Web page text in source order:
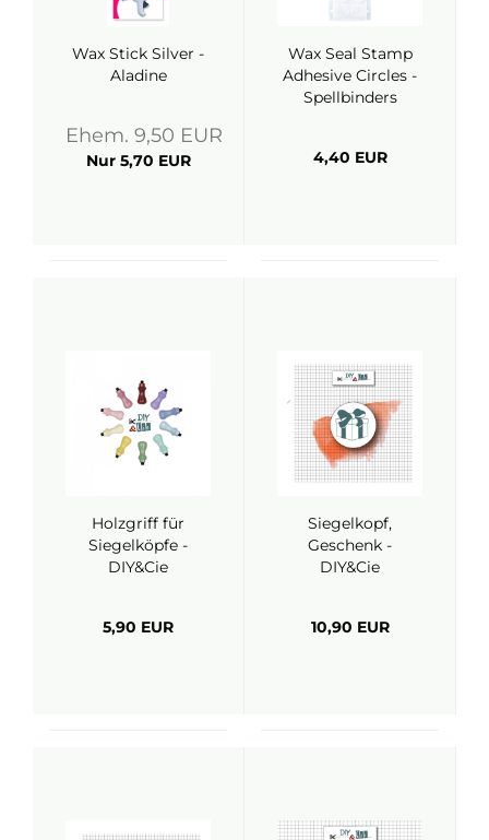
Wax Stick Silver -
Aladine
Ehem. 9,50 EUR
Nur 5,70 EUR
Wax Seal Stamp
Adhesive Circles -
Spellbinders
4,40 EUR
Holzgriff für
Siegelköpfe -
DIY&Cie
5,90 EUR
Siegelkopf,
Geschenk -
DIY&Cie
10,90 EUR